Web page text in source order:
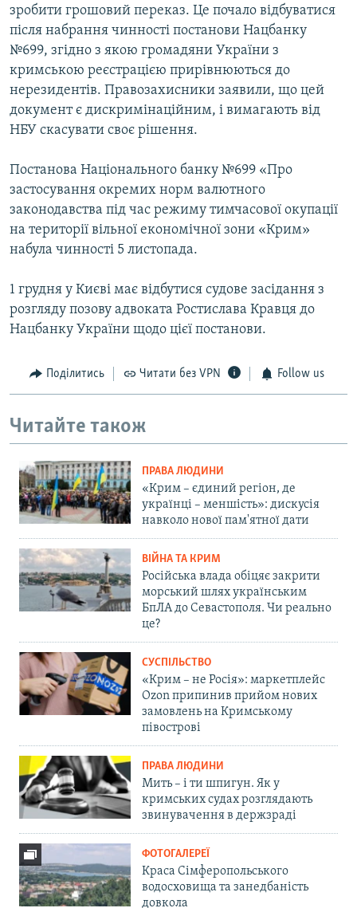
зробити грошовий переказ. Це почало відбуватися
після набрання чинності постанови Нацбанку
№699, згідно з якою громадяни України з
кримською реєстрацією прирівнюються до
нерезидентів. Правозахисники заявили, що цей
документ є дискримінаційним, і вимагають від
НБУ скасувати своє рішення.
Постанова Національного банку №699 «Про
застосування окремих норм валютного
законодавства під час режиму тимчасової окупації
на території вільної економічної зони «Крим»
набула чинності 5 листопада.
1 грудня у Києві має відбутися судове засідання з
розгляду позову адвоката Ростислава Кравця до
Нацбанку України щодо цієї постанови.
Поділитись Читати без VPN Follow us
Читайте також
ПРАВА ЛЮДИНИ
«Крим – єдиний регіон, де
українці – меншість»: дискусія
навколо нової пам'ятної дати
ВІЙНА ТА КРИМ
Російська влада обіцяє закрити
морський шлях українським
БпЛА до Севастополя. Чи реально
це?
СУСПІЛЬСТВО
«Крим – не Росія»: маркетплейс
Ozon припинив прийом нових
замовлень на Кримському
півострові
ПРАВА ЛЮДИНИ
Мить – і ти шпигун. Як у
кримських судах розглядають
звинувачення в держзраді
ФОТОГАЛЕРЕЇ
Краса Сімферопольського
водосховища та занедбаність
довкола